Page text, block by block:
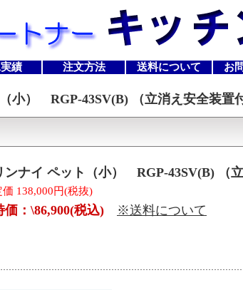
績 注文方法 送料について お
小） RGP-43SV(B) （立消え安全装置付
ンナイ ペット（小） RGP-43SV(B) （立
価 138,000円(税抜)
価：\86,900(税込) ※送料について